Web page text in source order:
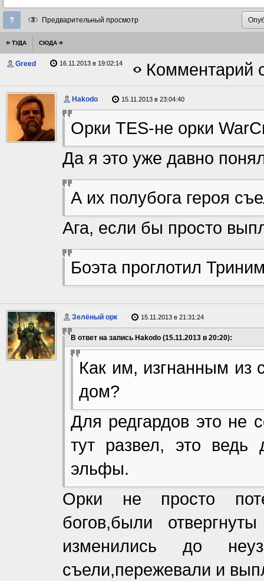
Предварительный просмотр
ТУДА СЮДА
Greed 16.11.2013 в 19:02:14 Комментарий
Hakodo 15.11.2013 в 23:04:40
Орки TES-не орки
Да я это уже давно
А их полубога героя
Ага, если бы просто
Боэта проглотил
Зелёный орк 15.11.2013 в 21:31:24
В ответ на запись Hakodo (15.11.2013 в 20:20):
Как им, изгнанным из
дом?
Для редгардов это не
тут развел, это
эльфы.
Орки не просто
богов,были
изменились до
съели,пережевали и